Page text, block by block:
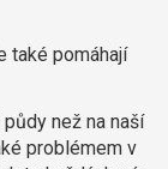
také pomáhají
než na naší
problémem v